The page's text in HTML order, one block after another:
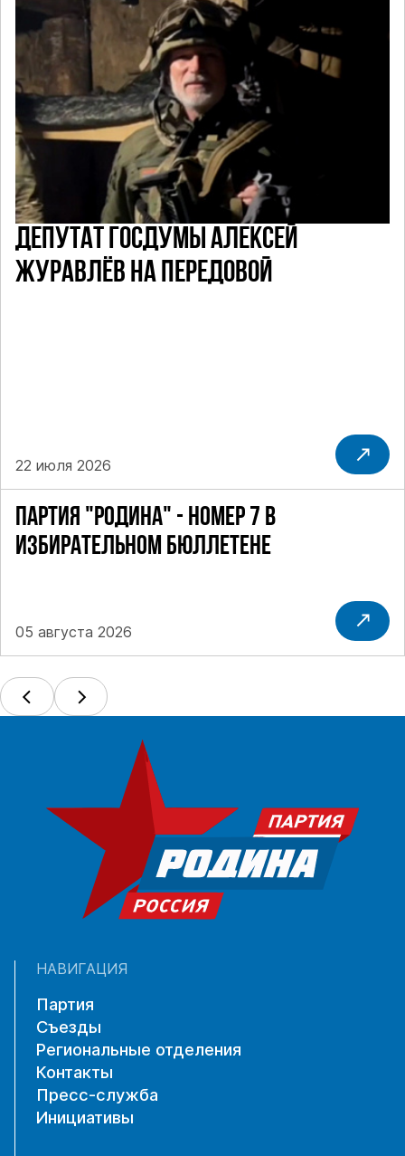
ПАРТИЯ "РОДИНА" - НОМЕР 7 В
ИЗБИРАТЕЛЬНОМ БЮЛЛЕТЕНЕ
05 августа 2026
ДЕПУТАТ ГОСДУМЫ АЛЕКСЕЙ
ЖУРАВЛЁВ НА ПЕРЕДОВОЙ
22 июля 2026
НАВИГАЦИЯ
Партия
Съезды
Региональные отделения
Контакты
Пресс-служба
Инициативы